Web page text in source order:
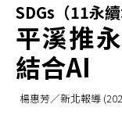
SDGs（11永
平溪推
結合AI
楊惠芳／新北報導